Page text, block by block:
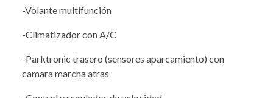
-Volante multifunción
-Climatizador con A/C
-Parktronic trasero (sensores aparcamiento) con
camara marcha atras